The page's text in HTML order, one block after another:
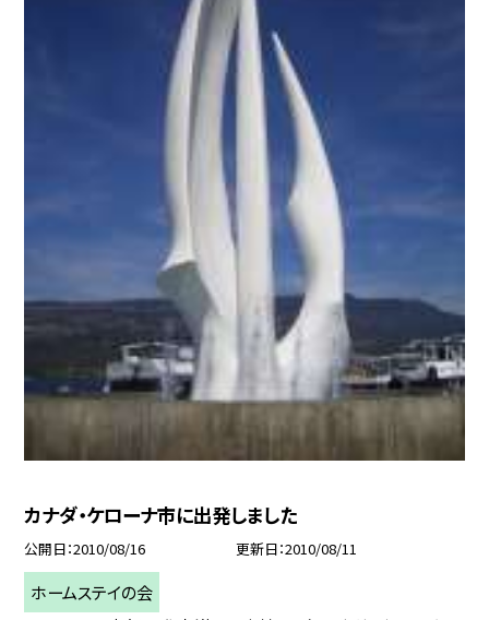
カナダ・ケローナ市に出発しました
公開日 2010/08/16 更新日 2010/08/11
ホームステイの会